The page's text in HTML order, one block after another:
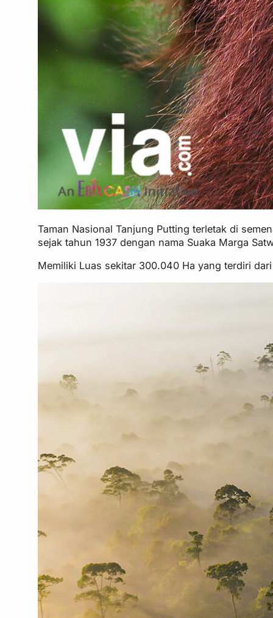
Taman Nasional Tanjung Putting terletak di
sejak tahun 1937 dengan nama Suaka Marga
Memiliki Luas sekitar 300.040 Ha yang terdiri